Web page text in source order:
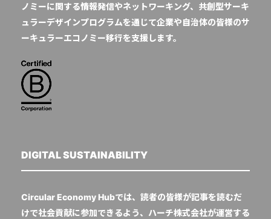
ノミーに関する情報発信やネットワーキング、共創型サーキ
ュラーデザインプログラムを通じて企業や自治体の皆様のサ
ーキュラーエコノミー移行を支援します。
DIGITAL SUSTAINABILITY
Circular Economy Hubでは、読者の皆様が記事を読むだ
けで社会貢献に参加できるよう、ハーチ株式会社が運営する